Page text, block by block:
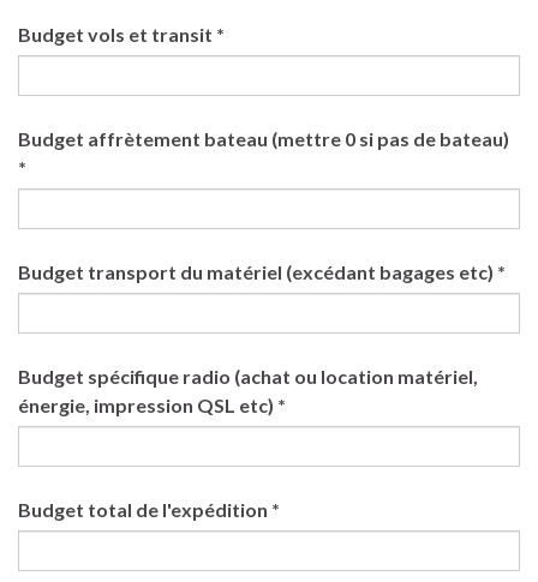
Budget vols et transit *
Budget affrètement bateau (mettre 0 si pas de bateau)
*
Budget transport du matériel (excédant bagages etc) *
Budget spécifique radio (achat ou location matériel,
énergie, impression QSL etc) *
Budget total de l'expédition *